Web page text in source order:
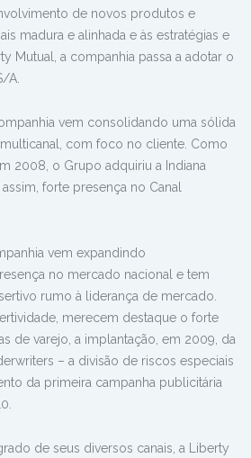
de novos produtos e
madura e alinhada e às estratégias e
Mutual, a companhia passa a adotar o
A.
vem consolidando uma sólida
com foco no cliente. Como
2008, o Grupo adquiriu a Indiana
forte presença no Canal
vem expandindo
no mercado nacional e tem
rumo à liderança de mercado.
merecem destaque o forte
de varejo, a implantação, em 2009, da
– a divisão de riscos especiais
da primeira campanha publicitária
de seus diversos canais, a Liberty